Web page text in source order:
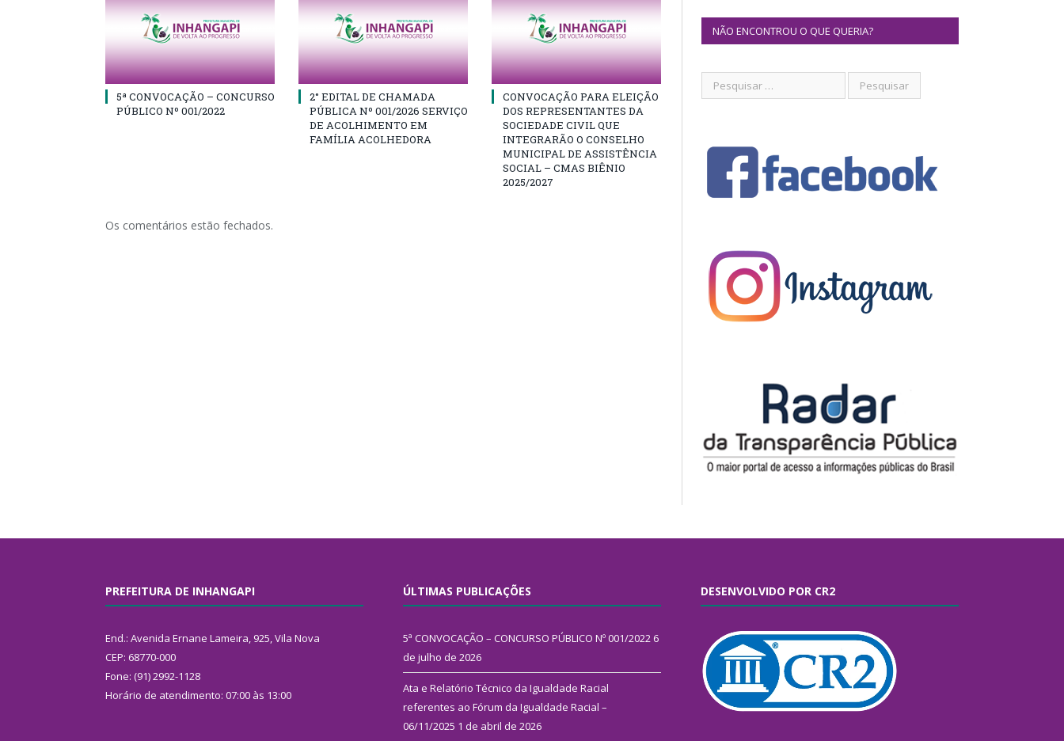
5ª CONVOCAÇÃO – CONCURSO
PÚBLICO Nº 001/2022
2° EDITAL DE CHAMADA
PÚBLICA Nº 001/2026 SERVIÇO
DE ACOLHIMENTO EM
FAMÍLIA ACOLHEDORA
CONVOCAÇÃO PARA ELEIÇÃO
DOS REPRESENTANTES DA
SOCIEDADE CIVIL QUE
INTEGRARÃO O CONSELHO
MUNICIPAL DE ASSISTÊNCIA
SOCIAL – CMAS BIÊNIO
2025/2027
Os comentários estão fechados.
NÃO ENCONTROU O QUE QUERIA?
PREFEITURA DE INHANGAPI
End.: Avenida Ernane Lameira, 925, Vila Nova
CEP: 68770-000
Fone: (91) 2992-1128
Horário de atendimento: 07:00 às 13:00
ÚLTIMAS PUBLICAÇÕES
5ª CONVOCAÇÃO – CONCURSO PÚBLICO Nº 001/2022 6
de julho de 2026
Ata e Relatório Técnico da Igualdade Racial
referentes ao Fórum da Igualdade Racial –
06/11/2025 1 de abril de 2026
DESENVOLVIDO POR CR2